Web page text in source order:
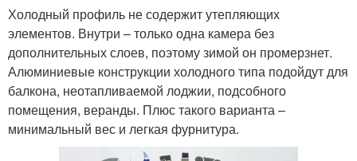
Холодный профиль не содержит утепляющих
элементов. Внутри – только одна камера без
дополнительных слоев, поэтому зимой он промерзнет.
Алюминиевые конструкции холодного типа подойдут для
балкона, неотапливаемой лоджии, подсобного
помещения, веранды. Плюс такого варианта –
минимальный вес и легкая фурнитура.